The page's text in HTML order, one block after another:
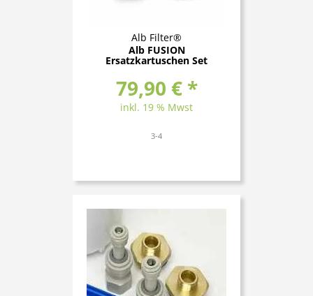
Alb Filter®
Alb FUSION
Ersatzkartuschen Set
79,90 € *
inkl. 19 % Mwst
3-4